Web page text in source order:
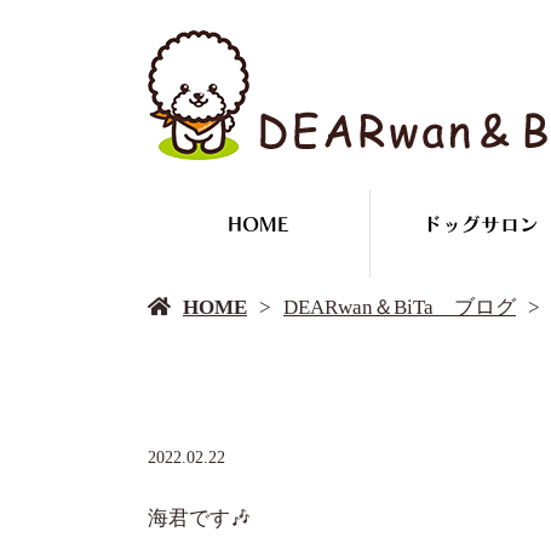
HOME ドッグサロン
HOME DEARwan＆BiTa ブログ
2022.02.22
海君です🎶